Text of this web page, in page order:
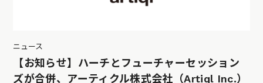
ニュース
【お知らせ】ハーチとフューチャーセッション
ズが合併、アーティクル株式会社（Artiql Inc.）